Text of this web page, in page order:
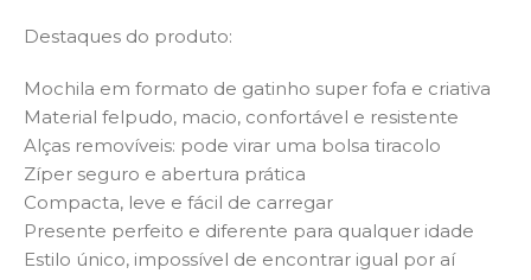
Destaques do produto:
Mochila em formato de gatinho super fofa e criativa
Material felpudo, macio, confortável e resistente
Alças removíveis: pode virar uma bolsa tiracolo
Zíper seguro e abertura prática
Compacta, leve e fácil de carregar
Presente perfeito e diferente para qualquer idade
Estilo único, impossível de encontrar igual por aí